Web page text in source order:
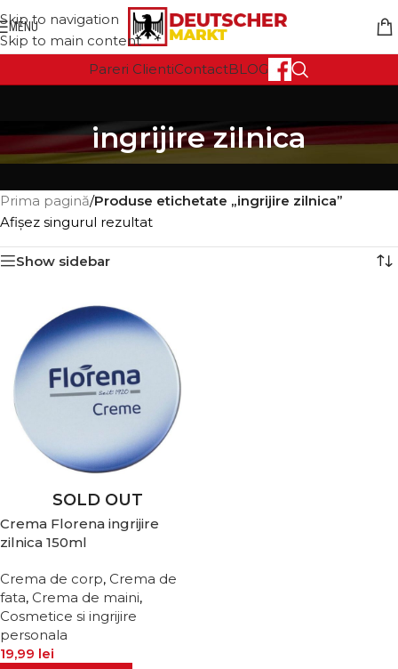
Skip to navigation
Skip to main content
MENU
Pareri ClientiContactBLOG
ingrijire zilnica
Prima pagină/Produse etichetate „ingrijire zilnica”
Afișez singurul rezultat
Show sidebar
SOLD OUT
Crema Florena ingrijire
zilnica 150ml
Crema de corp, Crema de
fata, Crema de maini,
Cosmetice si ingrijire
personala
19,99 lei